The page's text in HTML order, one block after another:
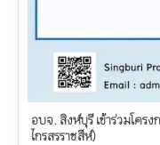
อบจ. สิงห์บุรี เข้าร่วมโคร
ไกรสรราชสีห์)